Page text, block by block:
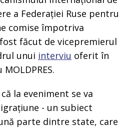
a Federației Ruse pentru
comise împotriva
făcut de vicepremierul
unui interviu oferit în
la eveniment se va
- un subiect
parte dintre state, care